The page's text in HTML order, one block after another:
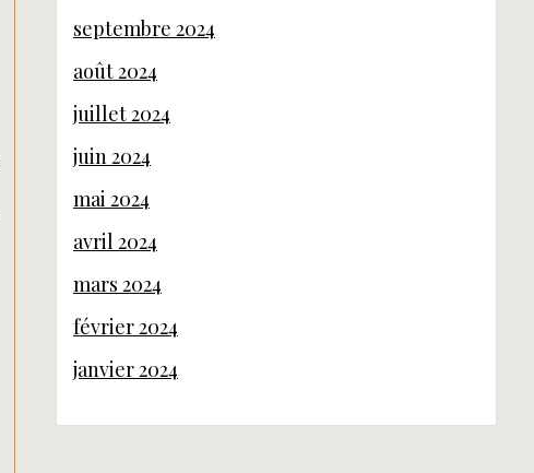
septembre 2024
août 2024
juillet 2024
juin 2024
mai 2024
avril 2024
mars 2024
février 2024
janvier 2024